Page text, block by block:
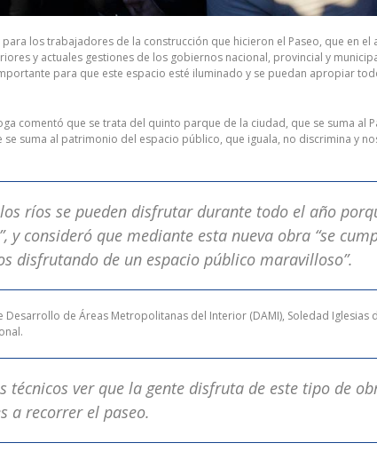
los trabajadores de la construcción que hicieron el Paseo, que en el
y actuales gestiones de los gobiernos nacional, provincial y
para que este espacio esté iluminado y se puedan apropiar
comentó que se trata del quinto parque de la ciudad, que se suma al
se suma al patrimonio del espacio público, que iguala, no discrimina y
ríos se pueden disfrutar durante todo el año
y consideró que mediante esta nueva obra “se
disfrutando de un espacio público maravilloso”.
de Áreas Metropolitanas del Interior (DAMI), Soledad Iglesias
técnicos ver que la gente disfruta de este tipo de
a recorrer el paseo.